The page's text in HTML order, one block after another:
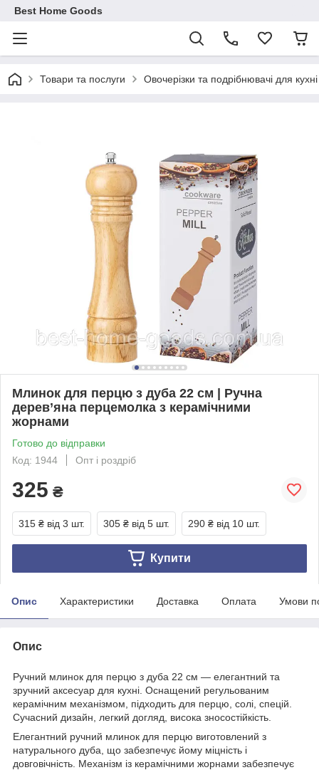
Best Home Goods
Товари та послуги Овочерізки та подрібнювачі для кухні
Млинок для перцю з дуба 22 см | Ручна
дерев’яна перцемолка з керамічними
жорнами
Готово до відправки
Код: 1944
Опт і роздріб
325 ₴
315 ₴ від 3 шт. 305 ₴ від 5 шт. 290 ₴ від 10 шт.
Купити
Опис Характеристики Доставка Оплата Умови
Опис
Ручний млинок для перцю з дуба 22 см — елегантний та
зручний аксесуар для кухні. Оснащений регульованим
керамічним механізмом, підходить для перцю, солі, спецій.
Сучасний дизайн, легкий догляд, висока зносостійкість.
Елегантний ручний млинок для перцю виготовлений з
натурального дуба, що забезпечує йому міцність і
довговічність. Механізм із керамічними жорнами забезпечує